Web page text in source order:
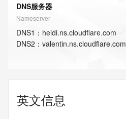
DNS服务器
Nameserver
DNS1 ： heidi.ns.cloudflare.com
DNS2 ： valentin.ns.cloudflare.com
英文信息